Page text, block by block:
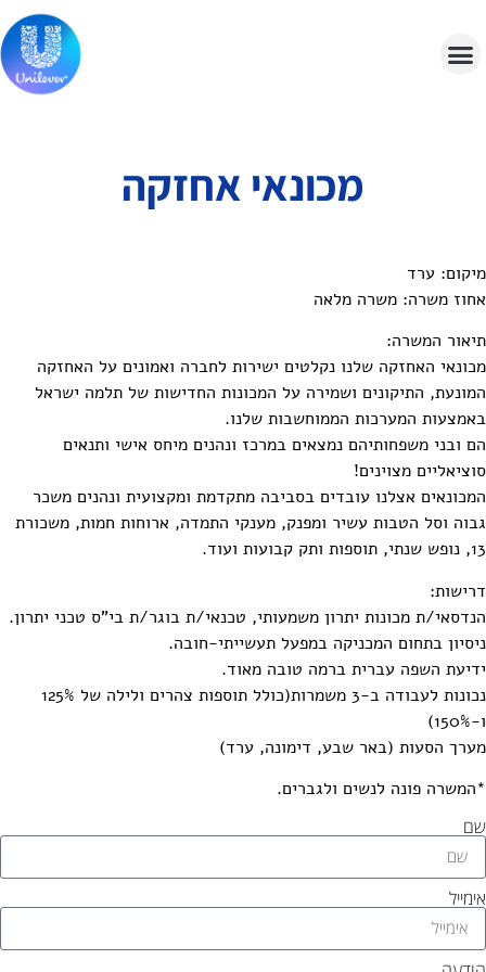
מכונאי אחזקה
ערד
משרה: משרה מלאה
המשרה:
האחזקה שלנו נקלטים ישירות לחברה ואמונים על האחזקה
התיקונים ושמירה על המכונות החדישות של תלמה ישראל
המערכות הממוחשבות שלנו.
ובני משפחותיהם נמצאים במרכז ונהנים מיחס אישי ותנאים
מצוינים!
אצלנו עובדים בסביבה מתקדמת ומקצועית ונהנים משכר
וסל הטבות עשיר ומפנק, מענקי התמדה, ארוחות חמות, משכורת
קבועות ועוד.
ת מכונות יתרון משמעותי, טכנאי/ת בוגר/ת בי"ס טכני יתרון.
בתחום המכניקה במפעל תעשייתי-חובה.
השפה עברית ברמה טובה מאוד.
נכונות לעבודה ב-3 משמרות(כולל תוספות צהרים ולילה של 125%
הסעות (באר שבע, דימונה, ערד)
פונה לנשים ולגברים.